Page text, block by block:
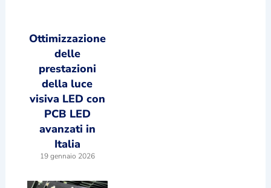
Ottimizzazione
delle
prestazioni
della luce
visiva LED con
PCB LED
avanzati in
Italia
19 gennaio 2026